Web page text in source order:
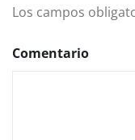
Los campos
Comentario